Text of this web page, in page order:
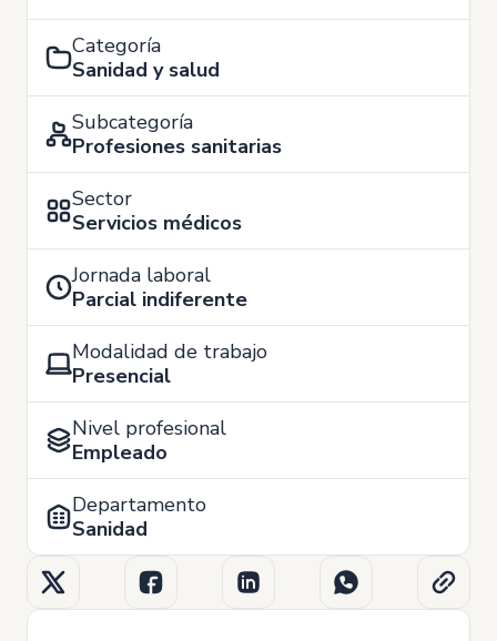
Categoría
Sanidad y salud
Subcategoría
Profesiones sanitarias
Sector
Servicios médicos
Jornada laboral
Parcial indiferente
Modalidad de trabajo
Presencial
Nivel profesional
Empleado
Departamento
Sanidad